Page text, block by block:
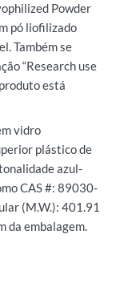
Powder
pó liofilizado
Também se
“Research use
está
vidro
plástico de
azul-
CAS #: 89030-
(M.W.): 401.91
da embalagem.